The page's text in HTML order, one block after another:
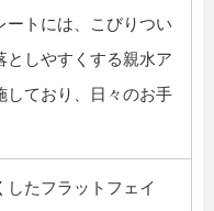
ートには、こびりつい
としやすくする親水ア
しており、日々のお手
したフラットフェイ